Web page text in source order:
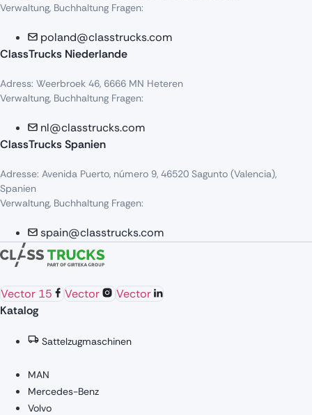
Verwaltung, Buchhaltung Fragen:
poland@classtrucks.com
ClassTrucks Niederlande​
Adress: Weerbroek 46, 6666 MN Heteren
Verwaltung, Buchhaltung Fragen:
nl@classtrucks.com
ClassTrucks Spanien
Adresse: Avenida Puerto, número 9, 46520 Sagunto (Valencia),
Spanien
Verwaltung, Buchhaltung Fragen:
spain@classtrucks.com
Vector 15 Vector
Vector
Katalog
Sattelzugmaschinen
MAN
Mercedes-Benz
Volvo